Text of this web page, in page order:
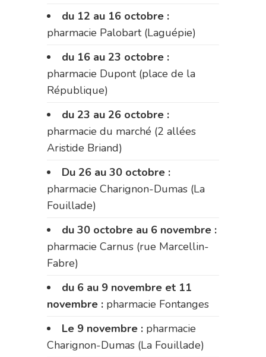
du 12 au 16 octobre :
pharmacie Palobart (Laguépie)
du 16 au 23 octobre :
pharmacie Dupont (place de la
République)
du 23 au 26 octobre :
pharmacie du marché (2 allées
Aristide Briand)
Du 26 au 30 octobre :
pharmacie Charignon-Dumas (La
Fouillade)
du 30 octobre au 6 novembre :
pharmacie Carnus (rue Marcellin-
Fabre)
du 6 au 9 novembre et 11
novembre : pharmacie Fontanges
Le 9 novembre : pharmacie
Charignon-Dumas (La Fouillade)